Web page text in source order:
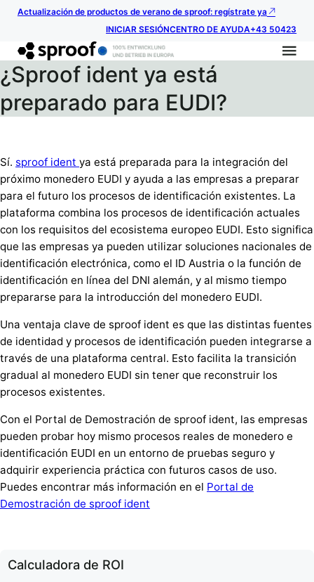
Actualización de productos de verano de sproof: regístrate ya
INICIAR SESIÓNCENTRO DE AYUDA+43 50423
¿Sproof ident ya está
preparado para EUDI?
Sí. sproof ident ya está preparada para la integración del
próximo monedero EUDI y ayuda a las empresas a preparar
para el futuro los procesos de identificación existentes. La
plataforma combina los procesos de identificación actuales
con los requisitos del ecosistema europeo EUDI. Esto significa
que las empresas ya pueden utilizar soluciones nacionales de
identificación electrónica, como el ID Austria o la función de
identificación en línea del DNI alemán, y al mismo tiempo
prepararse para la introducción del monedero EUDI.
Una ventaja clave de sproof ident es que las distintas fuentes
de identidad y procesos de identificación pueden integrarse a
través de una plataforma central. Esto facilita la transición
gradual al monedero EUDI sin tener que reconstruir los
procesos existentes.
Con el Portal de Demostración de sproof ident, las empresas
pueden probar hoy mismo procesos reales de monedero e
identificación EUDI en un entorno de pruebas seguro y
adquirir experiencia práctica con futuros casos de uso.
Puedes encontrar más información en el Portal de
Demostración de sproof ident
Calculadora de ROI